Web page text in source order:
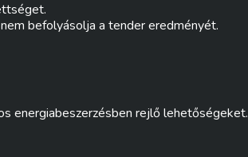
befolyásolja a tender eredményét.
energiabeszerzésben rejlő lehetőségeket.